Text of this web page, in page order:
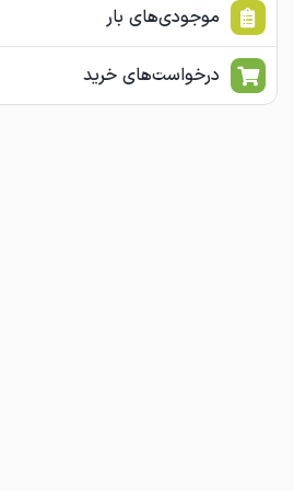
موجودی‌های بار
درخواست‌های خرید